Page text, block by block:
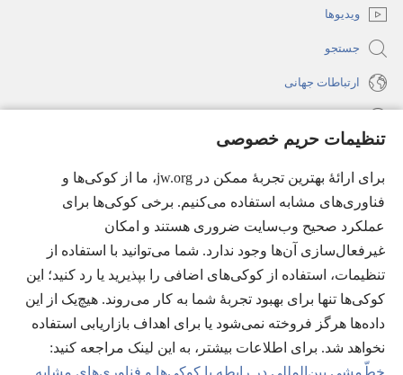
تنظیمات حریم خصوصی
برای ارائهٔ بهترین تجربهٔ ممکن در jw.org، ما از کوکی‌ها و
فناوری‌های مشابه استفاده می‌کنیم. برخی کوکی‌ها برای
عملکرد صحیح وب‌سایت ضروری هستند و امکان
غیرفعال‌سازی آن‌ها وجود ندارد. شما می‌توانید با استفاده از
تنظیمات، استفاده از کوکی‌های اضافی را بپذیرید یا رد کنید؛ این
کوکی‌ها تنها برای بهبود تجربهٔ شما به کار می‌روند. هیچ‌یک از این
داده‌ها هرگز فروخته نمی‌شود یا برای اهداف بازاریابی استفاده
نخواهد شد. برای اطلاعات بیشتر، به این لینک مراجعه کنید:‏
خطّ‌مشی بین‌المللی در رابطه با کوکی‌ها و فناوری‌های مشابه
می‌شود)ویدیوها
جستجو
ارتباطات جهانی
(پنجره‌ای
جدید
می‌شود)
(پنجره‌ای
جدید
می‌شود)
JW Hub
®
(پنجره‌ای
باز
می‌شود)
®
JW Library
Watchtower Library